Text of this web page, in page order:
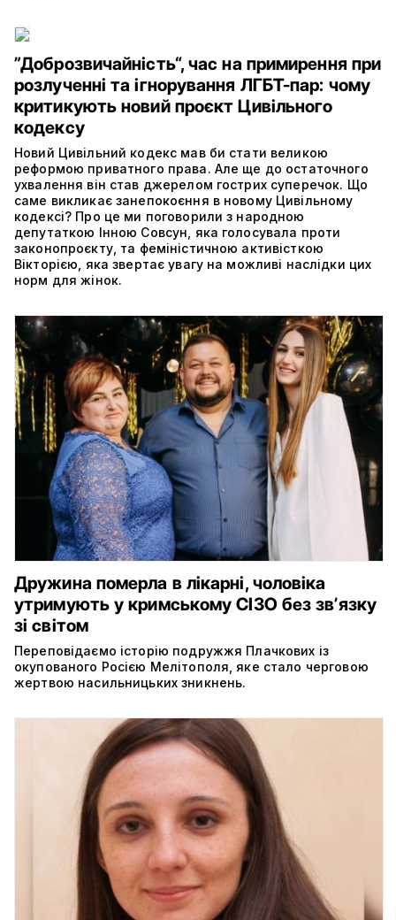
”Доброзвичайність“, час на примирення при
розлученні та ігнорування ЛГБТ-пар: чому
критикують новий проєкт Цивільного
кодексу
Новий Цивільний кодекс мав би стати великою
реформою приватного права. Але ще до остаточного
ухвалення він став джерелом гострих суперечок. Що
саме викликає занепокоєння в новому Цивільному
кодексі? Про це ми поговорили з народною
депутаткою Інною Совсун, яка голосувала проти
законопроєкту, та феміністичною активісткою
Вікторією, яка звертає увагу на можливі наслідки цих
норм для жінок.
Дружина померла в лікарні, чоловіка
утримують у кримському СІЗО без звʼязку
зі світом
Переповідаємо історію подружжя Плачкових із
окупованого Росією Мелітополя, яке стало черговою
жертвою насильницьких зникнень.